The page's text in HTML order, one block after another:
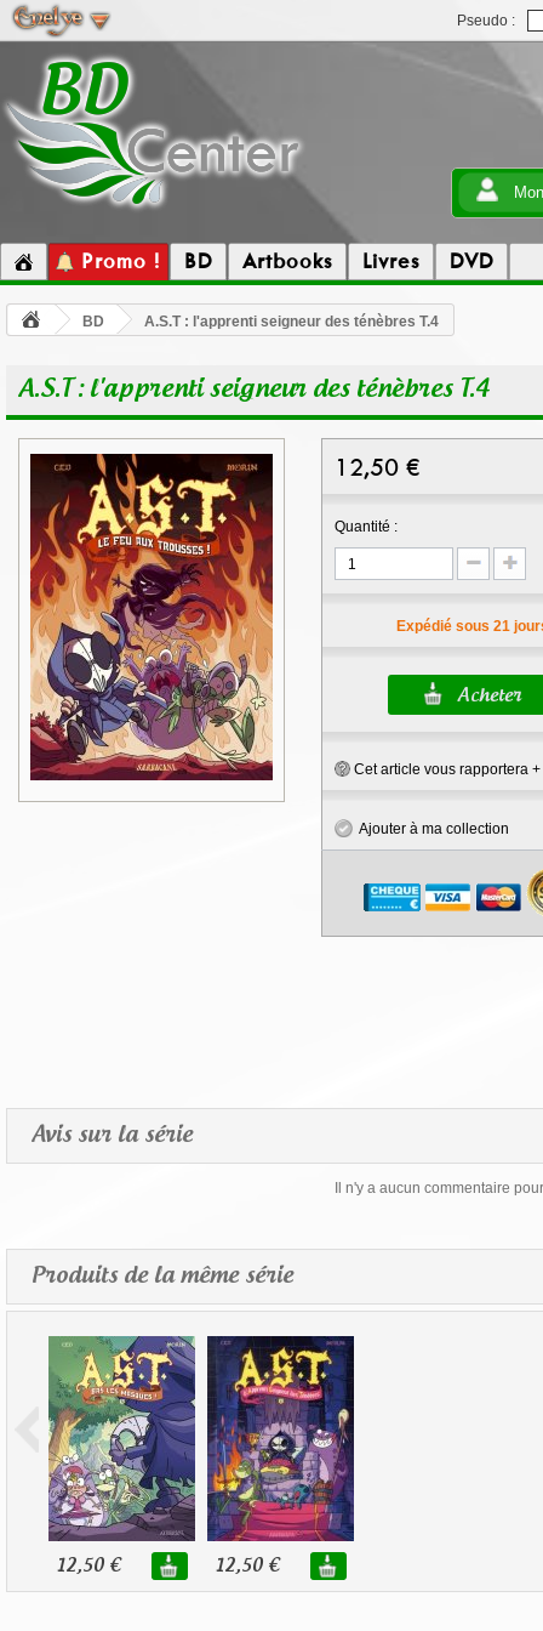
Pseudo :
Promo ! BD Artbooks Livres DVD
BD A.S.T : l'apprenti seigneur des ténèbres T.4
A.S.T : l'apprenti seigneur des ténèbres T.4
12,50 €
Quantité :
Expédié sous 21
Cet article vous rapportera +
Ajouter à ma collection
Avis sur la série
Il n'y a aucun commentaire
Produits de la même série
12,50 € 12,50 €